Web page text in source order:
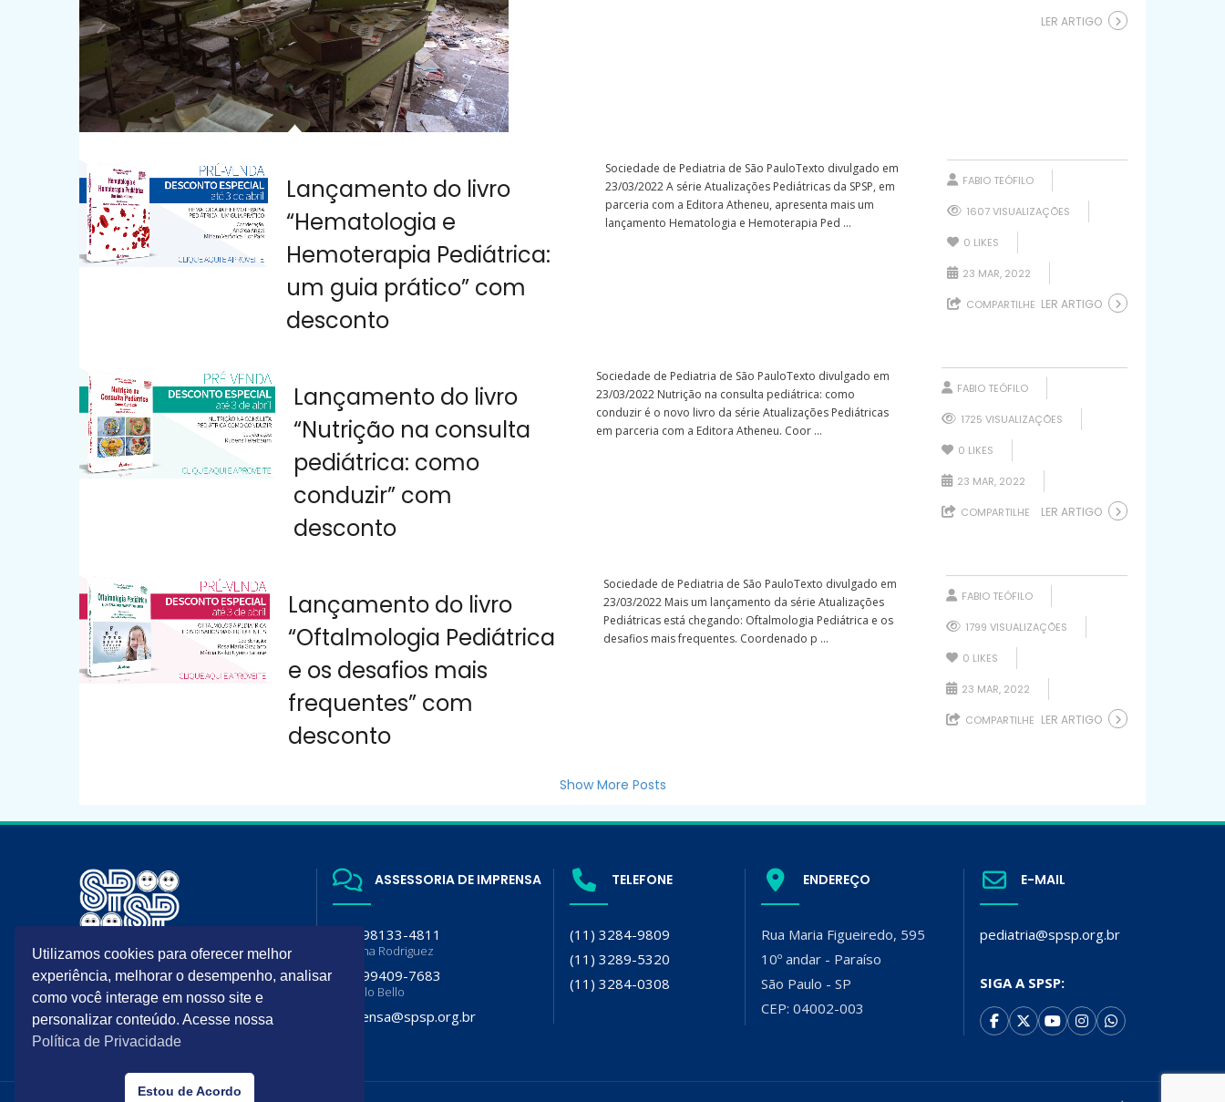
LER ARTIGO
Lançamento do livro
“Hematologia e
Hemoterapia Pediátrica:
um guia prático” com
desconto
Sociedade de Pediatria de São PauloTexto divulgado em
23/03/2022 A série Atualizações Pediátricas da SPSP, em
parceria com a Editora Atheneu, apresenta mais um
lançamento Hematologia e Hemoterapia Ped ...
FABIO TEÓFILO
1607 VISUALIZAÇÕES
0 LIKES
23 MAR, 2022
COMPARTILHE LER ARTIGO
Lançamento do livro
“Nutrição na consulta
pediátrica: como
conduzir” com
desconto
Sociedade de Pediatria de São PauloTexto divulgado em
23/03/2022 Nutrição na consulta pediátrica: como
conduzir é o novo livro da série Atualizações Pediátricas
em parceria com a Editora Atheneu. Coor ...
FABIO TEÓFILO
1725 VISUALIZAÇÕES
0 LIKES
23 MAR, 2022
COMPARTILHE LER ARTIGO
Lançamento do livro
“Oftalmologia Pediátrica
e os desafios mais
frequentes” com
desconto
Sociedade de Pediatria de São PauloTexto divulgado em
23/03/2022 Mais um lançamento da série Atualizações
Pediátricas está chegando: Oftalmologia Pediátrica e os
desafios mais frequentes. Coordenado p ...
FABIO TEÓFILO
1799 VISUALIZAÇÕES
0 LIKES
23 MAR, 2022
COMPARTILHE LER ARTIGO
Show More Posts
A SPSP é filiada da Sociedade
Brasileira de Pediatria (SBP) e
Departamento de Pediatria da
Associação Paulista de Medicina
(APM)
ASSESSORIA DE IMPRENSA
(11) 98133-4811
Luciana Rodriguez
(11) 99409-7683
Flavia lo Bello
imprensa@spsp.org.br
TELEFONE
(11) 3284-9809
(11) 3289-5320
(11) 3284-0308
ENDEREÇO
Rua Maria Figueiredo, 595
10º andar - Paraíso
São Paulo - SP
CEP: 04002-003
E-MAIL
pediatria@spsp.org.br
SIGA A SPSP:
Utilizamos cookies para oferecer melhor
experiência, melhorar o desempenho, analisar
como você interage em nosso site e
personalizar conteúdo. Acesse nossa
Política de Privacidade
Estou de Acordo